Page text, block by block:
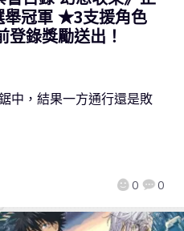
舉冠軍 ★3支援角色
登錄獎勵送出！
0 0
中，結果一方通行還是敗